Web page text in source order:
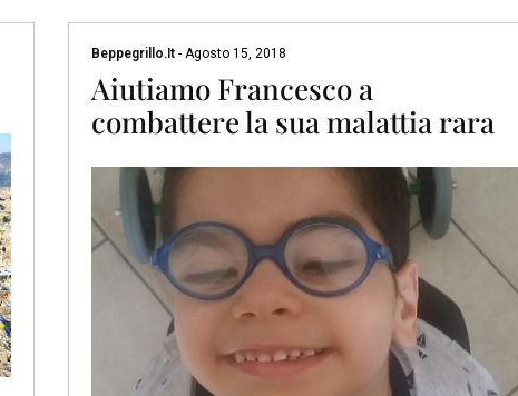
Beppegrillo.it -Agosto 15, 2018
Aiutiamo Francesco a
combattere la sua malattia rara